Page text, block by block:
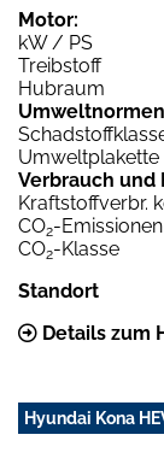
Motor:
kW / PS
Treibstoff
Hubraum
Umweltplakette
Verbrauch und
Kraftstoffverbr.
CO2-
CO2-Klasse
Standort
Details zum
Hyundai Kona